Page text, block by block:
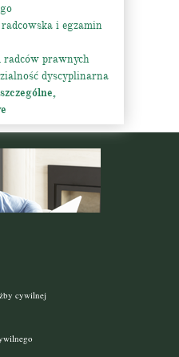
i egzamin
radców prawnych
dyscyplinarna
cywilnej